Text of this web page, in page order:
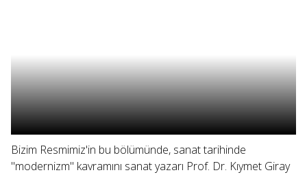
Bizim Resmimiz'in bu bölümünde, sanat tarihinde
"modernizm" kavramını sanat yazarı Prof. Dr. Kıymet Giray